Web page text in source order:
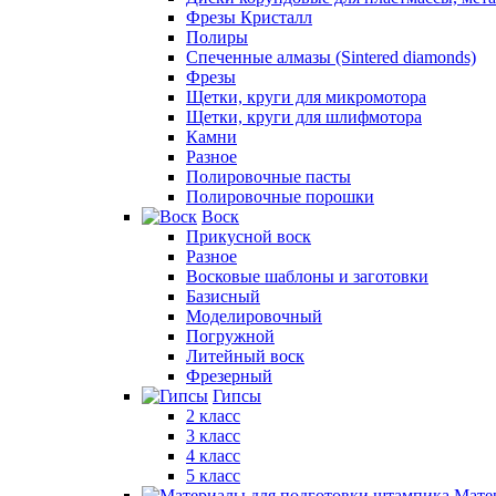
Фрезы Кристалл
Полиры
Спеченные алмазы (Sintered diamonds)
Фрезы
Щетки, круги для микромотора
Щетки, круги для шлифмотора
Камни
Разное
Полировочные пасты
Полировочные порошки
Воск
Прикусной воск
Разное
Восковые шаблоны и заготовки
Базисный
Моделировочный
Погружной
Литейный воск
Фрезерный
Гипсы
2 класс
3 класс
4 класс
5 класс